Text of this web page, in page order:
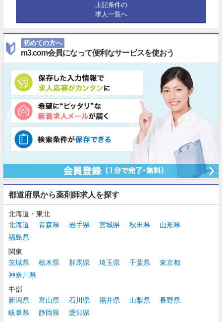
上記条件の
求人一覧へ
初めての方へ
m3.com会員になって便利なサービスを使おう
都道府県から薬剤師求人を探す
北海道・東北
北海道
青森県 岩手県 宮城県 秋田県
山形県
福島県
関東
茨城県
栃木県 群馬県 埼玉県 千葉県
東京都
神奈川県
中部
新潟県
富山県 石川県 福井県 山梨県
長野県
岐阜県
静岡県
愛知県